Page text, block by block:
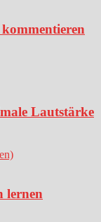
Lautstärke
lernen